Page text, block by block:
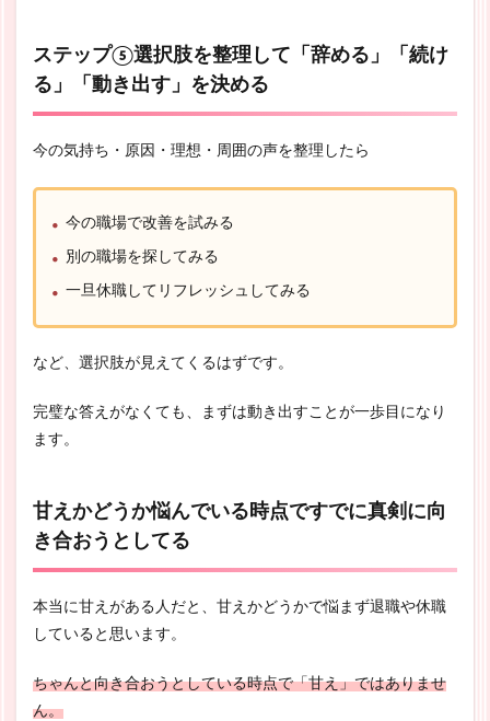
ステップ⑤選択肢を整理して「辞める」「続け
る」「動き出す」を決める
今の気持ち・原因・理想・周囲の声を整理したら
今の職場で改善を試みる
別の職場を探してみる
一旦休職してリフレッシュしてみる
など、選択肢が見えてくるはずです。
完璧な答えがなくても、まずは動き出すことが一歩目になり
ます。
甘えかどうか悩んでいる時点ですでに真剣に向
き合おうとしてる
本当に甘えがある人だと、甘えかどうかで悩まず退職や休職
していると思います。
ちゃんと向き合おうとしている時点で「甘え」ではありませ
ん。